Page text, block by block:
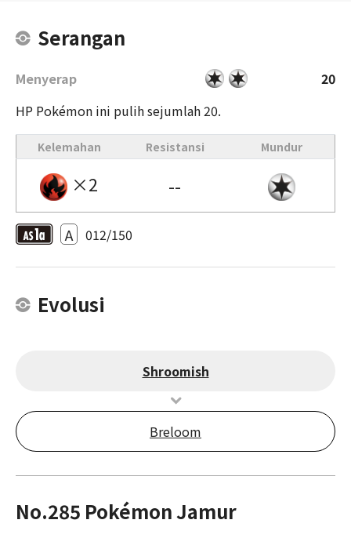
Serangan
Menyerap
20
HP Pokémon ini pulih sejumlah 20.
Kelemahan Resistansi Mundur
×2 --
A 012/150
Evolusi
Shroomish
Breloom
No.285 Pokémon Jamur